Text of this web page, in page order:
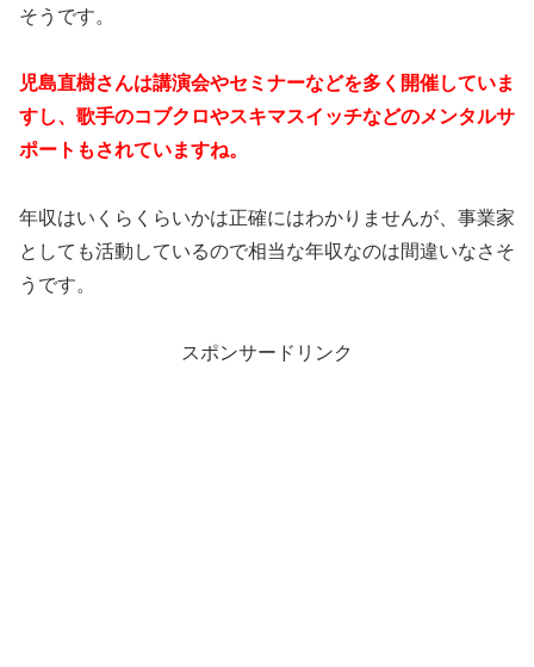
そうです。
児島直樹さんは講演会やセミナーなどを多く開催していま
すし、歌手のコブクロやスキマスイッチなどのメンタルサ
ポートもされていますね。
年収はいくらくらいかは正確にはわかりませんが、事業家
としても活動しているので相当な年収なのは間違いなさそ
うです。
スポンサードリンク